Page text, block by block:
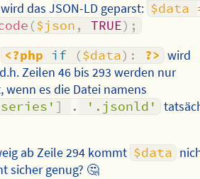
das JSON-LD geparst: $data
($json , TRUE) ;
<?php if ($data) : ?> wird
Zeilen 46 bis 293 werden nur
wenn es die Datei namens
] . '.jsonld'
ab Zeile 294 kommt $data
sicher genug? 🤔